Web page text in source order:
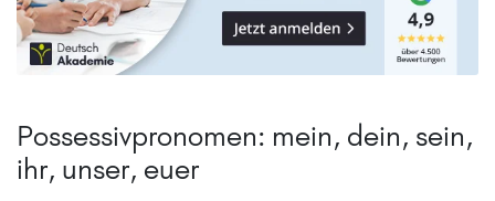
Possessivpronomen: mein, dein, sein,
ihr, unser, euer